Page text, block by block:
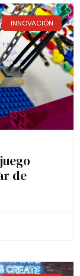
INNOVACIÓN
de